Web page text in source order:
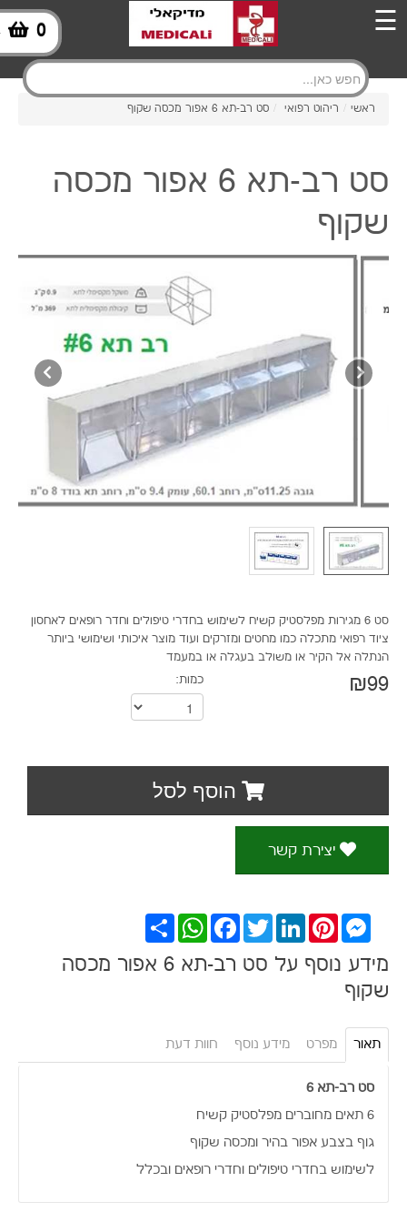
0 ☰
ראשי / ריהוט רפואי / סט רב-תא 6 אפור מכסה שקוף
סט רב-תא 6 אפור מכסה
שקוף
סט 6 מגירות מפלסטיק קשיח לשימוש בחדרי טיפולים וחדר רופאים לאחסון
ציוד רפואי מתכלה כמו מחטים ומזרקים ועוד מוצר איכותי ושימושי ביותר
הנתלה אל הקיר או משולב בעגלה או במעמד
₪99 כמות:
הוסף לסל
יצירת קשר
שתף
WhatsAppFacebook TwitterLinkedInPinterest
Messenger
מידע נוסף על סט רב-תא 6 אפור מכסה
שקוף
תאור מפרט מידע נוסף חוות דעת
סט רב-תא 6
6 תאים מחוברים מפלסטיק קשיח
גוף בצבע אפור בהיר ומכסה שקוף
לשימוש בחדרי טיפולים וחדרי רופאים ובכלל